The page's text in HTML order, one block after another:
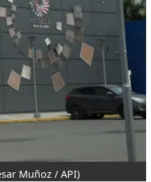
Muñoz / API)